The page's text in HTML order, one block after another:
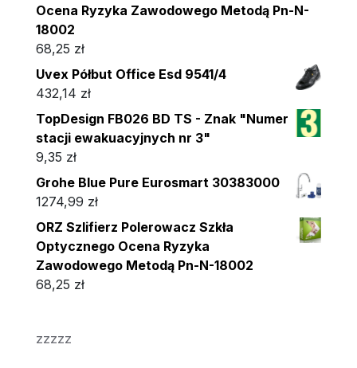
Ocena Ryzyka Zawodowego Metodą Pn-N-
18002
68,25 zł
Uvex Półbut Office Esd 9541/4
432,14 zł
TopDesign FB026 BD TS - Znak "Numer
stacji ewakuacyjnych nr 3"
9,35 zł
Grohe Blue Pure Eurosmart 30383000
1274,99 zł
ORZ Szlifierz Polerowacz Szkła
Optycznego Ocena Ryzyka
Zawodowego Metodą Pn-N-18002
68,25 zł
zzzzz